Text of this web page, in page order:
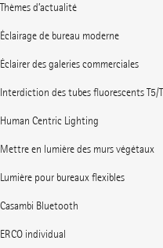
Thèmes d’actualité
Éclairage de bureau moderne
Éclairer des galeries commerciales
Interdiction des tubes fluorescents T5/
Human Centric Lighting
Mettre en lumière des murs végétaux
Lumière pour bureaux flexibles
Casambi Bluetooth
ERCO individual